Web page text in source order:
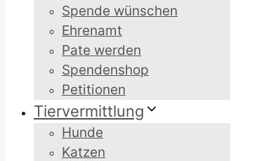
Spende wünschen
Ehrenamt
Pate werden
Spendenshop
Petitionen
Tiervermittlung
Hunde
Katzen